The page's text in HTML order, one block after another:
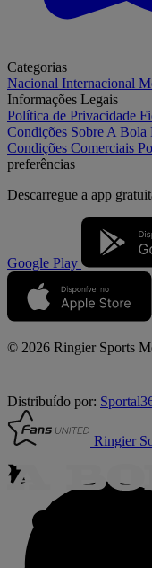
Categorias
Nacional Internacional
Informações Legais
Política de Privacidade
Condições Sobre A Bola
Condições Comerciais
preferências
Descarregue a app
Google Play
© 2026 Ringier Sports
Distribuído por:
Ringier